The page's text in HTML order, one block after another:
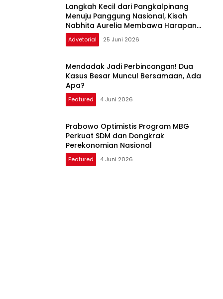
Langkah Kecil dari Pangkalpinang
Menuju Panggung Nasional, Kisah
Nabhita Aurelia Membawa Harapan
Bangka Belitung di Dangdut Academy 8
Advetorial 25 Juni 2026
Mendadak Jadi Perbincangan! Dua
Kasus Besar Muncul Bersamaan, Ada
Apa?
Featured 4 Juni 2026
Prabowo Optimistis Program MBG
Perkuat SDM dan Dongkrak
Perekonomian Nasional
Featured 4 Juni 2026